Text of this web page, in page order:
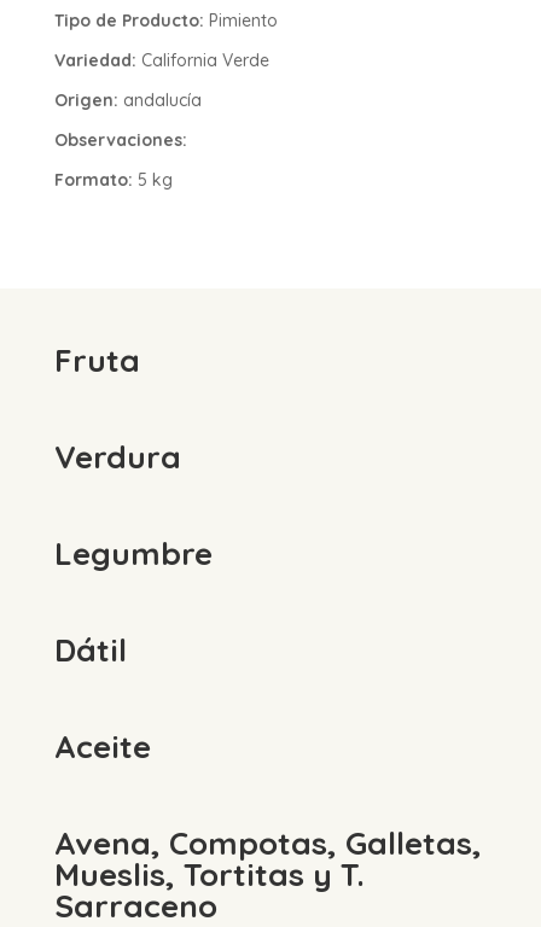
Tipo de Producto: Pimiento
Variedad: California Verde
Origen: andalucía
Observaciones:
Formato: 5 kg
Fruta
Verdura
Legumbre
Dátil
Aceite
Avena, Compotas, Galletas,
Mueslis, Tortitas y T.
Sarraceno